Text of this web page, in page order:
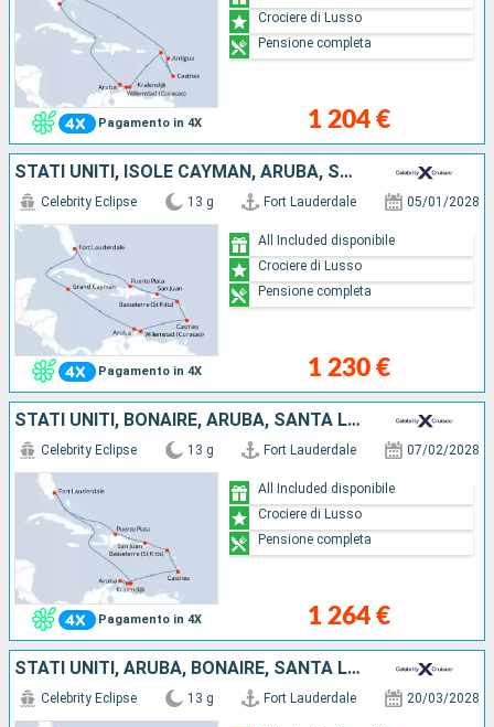
Pagamento in 4X 1 204 €
Crociere di Lusso
Pensione completa
STATI UNITI, ISOLE CAYMAN, ARUBA, SANTA LUCIA, PORTORICO, REPUBBLICA DOMINICANA
Pagamento in 4X
Celebrity Eclipse 13 g Fort Lauderdale 05/01/2028
1 230 €
All Included disponibile
Crociere di Lusso
Pensione completa
STATI UNITI, BONAIRE, ARUBA, SANTA LUCIA, PORTORICO, REPUBBLICA DOMINICANA
Pagamento in 4X
Celebrity Eclipse 13 g Fort Lauderdale 07/02/2028
1 264 €
All Included disponibile
Crociere di Lusso
Pensione completa
STATI UNITI, ARUBA, BONAIRE, SANTA LUCIA, PORTORICO, REPUBBLICA DOMINICANA
Celebrity Eclipse 13 g Fort Lauderdale 20/03/2028